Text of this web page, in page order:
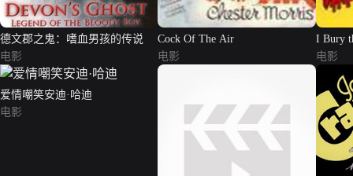
德文郡之鬼：嗜血男孩的传说
电影
Cock Of The Air
电影
I Bury
电影
爱情嘲笑安迪·哈迪
电影